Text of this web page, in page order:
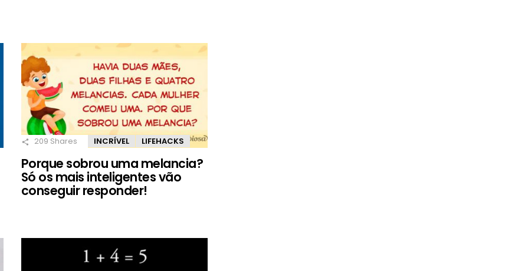
209 Shares INCRÍVEL LIFEHACKS
Porque sobrou uma melancia?
Só os mais inteligentes vão
conseguir responder!